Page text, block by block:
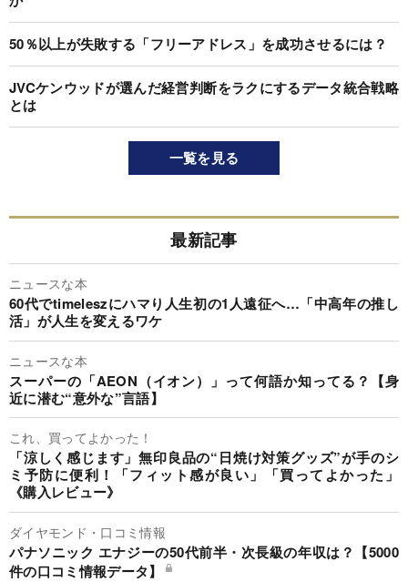
50％以上が失敗する「フリーアドレス」を成功させるには？
JVCケンウッドが選んだ経営判断をラクにするデータ統合戦略
とは
一覧を見る
最新記事
ニュースな本
60代でtimeleszにハマり人生初の1人遠征へ…「中高年の推し
活」が人生を変えるワケ
ニュースな本
スーパーの「AEON（イオン）」って何語か知ってる？【身
近に潜む“意外な”言語】
これ、買ってよかった！
「涼しく感じます」無印良品の“日焼け対策グッズ”が手のシ
ミ予防に便利！「フィット感が良い」「買ってよかった」
《購入レビュー》
ダイヤモンド・口コミ情報
パナソニック エナジーの50代前半・次長級の年収は？【5000
件の口コミ情報データ】